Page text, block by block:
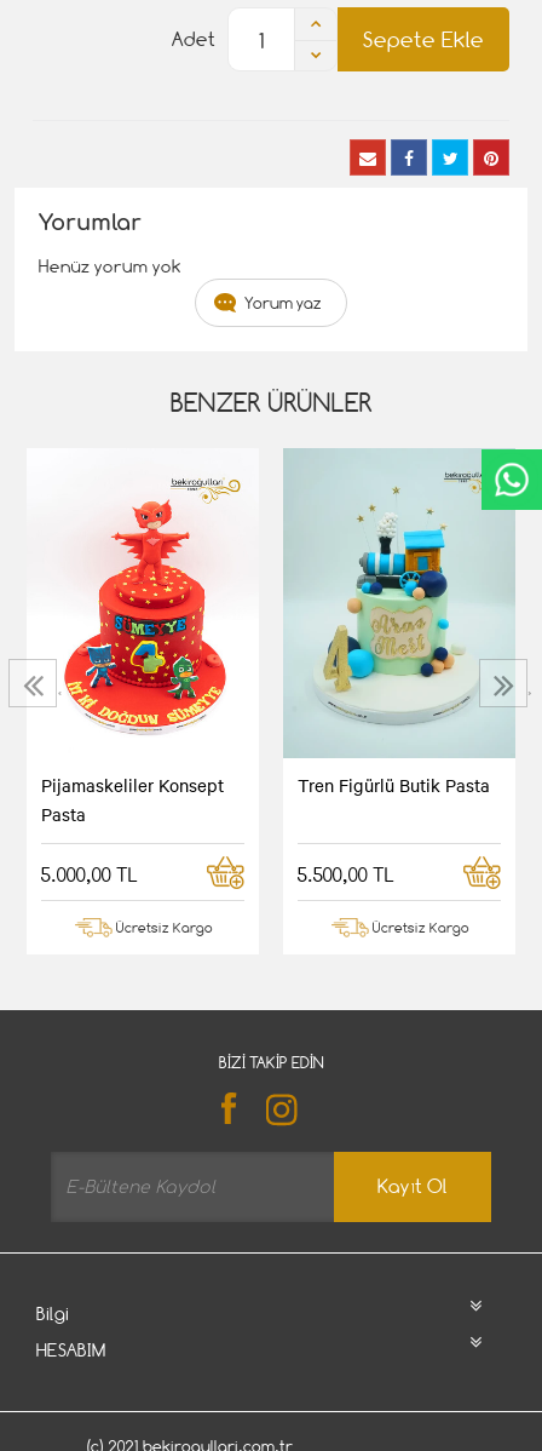
Sepete Ekle
Adet
Yorumlar
Henüz yorum yok
Yorum yaz
BENZER ÜRÜNLER
Pijamaskeliler Konsept
Pasta
5.000,00 TL
Ücretsiz Kargo
Tren Figürlü Butik Pasta
5.500,00 TL
Ücretsiz Kargo
‹ ›
BIZI TAKIP EDIN
Kayıt Ol
Bilgi
HESABIM
(c) 2021 bekirogullari.com.tr